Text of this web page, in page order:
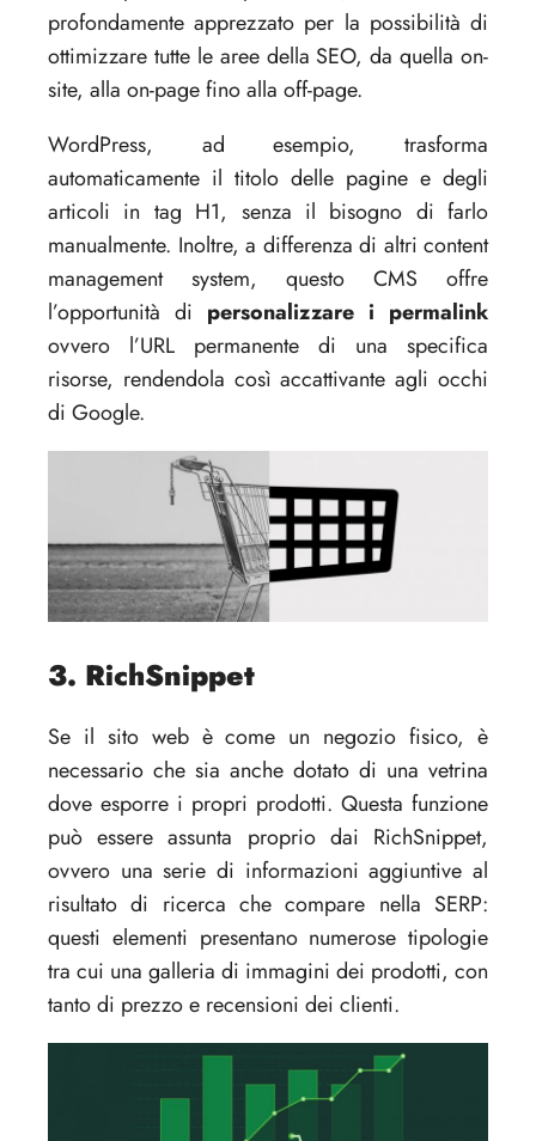
profondamente apprezzato per la possibilità di
ottimizzare tutte le aree della SEO, da quella on-
site, alla on-page fino alla off-page.
WordPress, ad esempio, trasforma
automaticamente il titolo delle pagine e degli
articoli in tag H1, senza il bisogno di farlo
manualmente. Inoltre, a differenza di altri content
management system, questo CMS offre
l’opportunità di personalizzare i permalink
ovvero l’URL permanente di una specifica
risorse, rendendola così accattivante agli occhi
di Google.
3. RichSnippet
Se il sito web è come un negozio fisico, è
necessario che sia anche dotato di una vetrina
dove esporre i propri prodotti. Questa funzione
può essere assunta proprio dai RichSnippet,
ovvero una serie di informazioni aggiuntive al
risultato di ricerca che compare nella SERP:
questi elementi presentano numerose tipologie
tra cui una galleria di immagini dei prodotti, con
tanto di prezzo e recensioni dei clienti.